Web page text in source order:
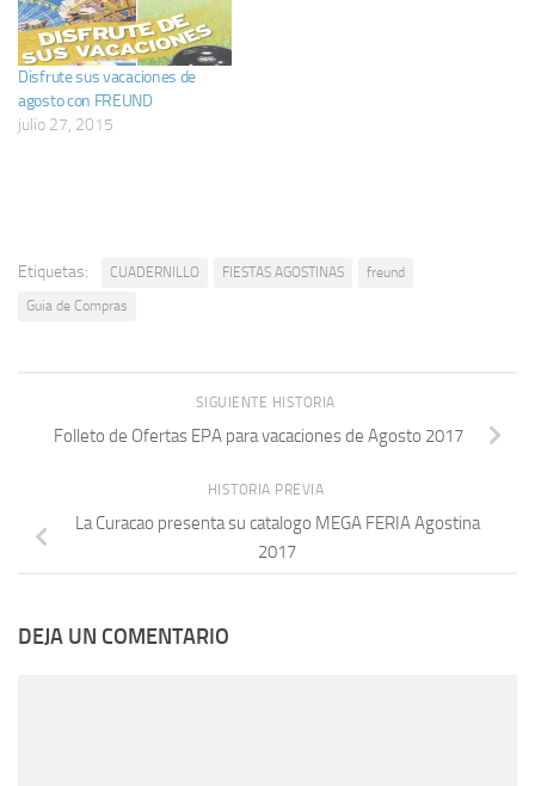
Disfrute sus vacaciones de
agosto con FREUND
julio 27, 2015
Etiquetas: CUADERNILLO FIESTAS AGOSTINAS
freund
Guia de Compras
SIGUIENTE HISTORIA
Folleto de Ofertas EPA para vacaciones de Agosto 2017
HISTORIA PREVIA
La Curacao presenta su catalogo MEGA FERIA Agostina
2017
DEJA UN COMENTARIO